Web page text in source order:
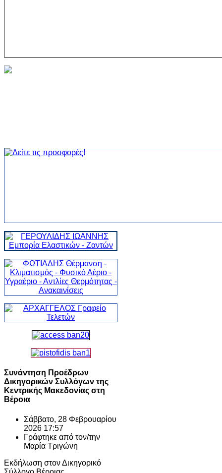
Συνάντηση Προέδρων
Δικηγορικών Συλλόγων της
Κεντρικής Μακεδονίας στη
Βέροια
Σάββατο, 28 Φεβρουαρίου
2026 17:57
Γράφτηκε από τον/την
Μαρία Τριγώνη
Εκδήλωση στον Δικηγορικό